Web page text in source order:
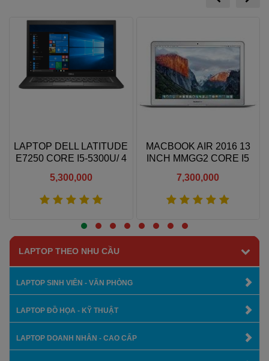
LAPTOP DELL LATITUDE
E7250 CORE I5-5300U/ 4
INTEL HD 5500/ 12.5 HD
5,300,000
Xem thêm
MACBOOK AIR 2016 13
INCH MMGG2 CORE I5
SSD
7,300,000
Xem thêm
LAPTOP THEO NHU CẦU
LAPTOP SINH VIÊN - VĂN PHÒNG
LAPTOP ĐỒ HỌA - KỸ THUẬT
LAPTOP DOANH NHÂN - CAO CẤP